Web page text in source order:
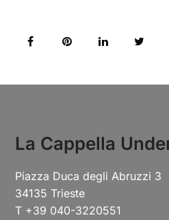
La Cappella
Piazza Duca degli Abruzzi 3
34135 Trieste
T +39 040-3220551